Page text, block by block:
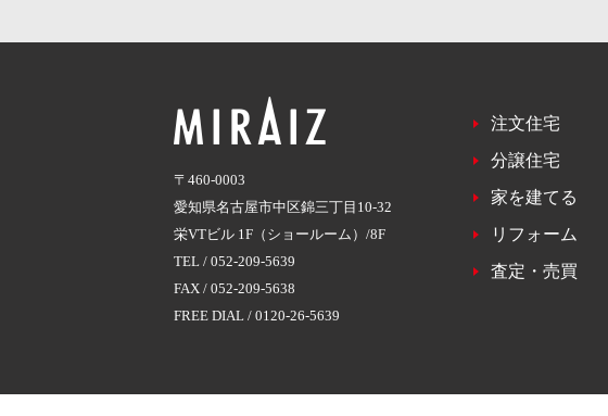
〒460-0003
愛知県名古屋市中区錦三丁目10-32
栄VTビル 1F（ショールーム）/8F
TEL / 052-209-5639
FAX / 052-209-5638
FREE DIAL / 0120-26-5639
注文住宅
分譲住宅
家を建てる
リフォーム
査定・売買